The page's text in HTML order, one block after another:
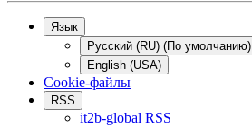
Язык
Русский (RU) (По умолчанию)
English (USA)
Cookie-файлы
RSS
it2b-global RSS